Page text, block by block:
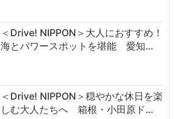
＜Drive! NIPPON＞大人におすすめ！
海とパワースポットを堪能 愛知…
＜Drive! NIPPON＞穏やかな休日を楽
しむ大人たちへ 箱根・小田原ド…